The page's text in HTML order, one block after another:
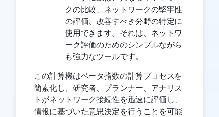
クの比較、ネットワークの堅牢性
の評価、改善すべき分野の特定に
使用できます。それは、ネットワ
ーク評価のためのシンプルながら
も強力なツールです。
この計算機はベータ指数の計算プロセスを
簡素化し、研究者、プランナー、アナリス
トがネットワーク接続性を迅速に評価し、
情報に基づいた意思決定を行うことを可能